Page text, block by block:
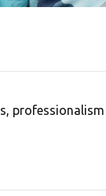
professionalism